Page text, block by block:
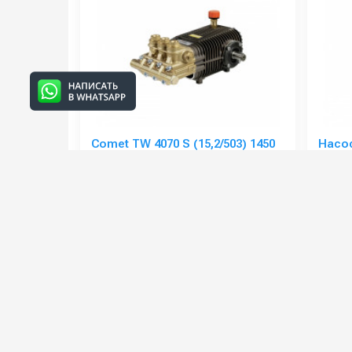
Comet TW 4070 S (15,2/503) 1450